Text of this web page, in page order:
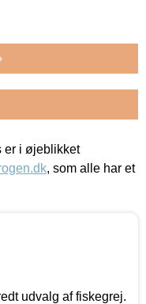
er i øjeblikket
, som alle har et
udvalg af fiskegrej.